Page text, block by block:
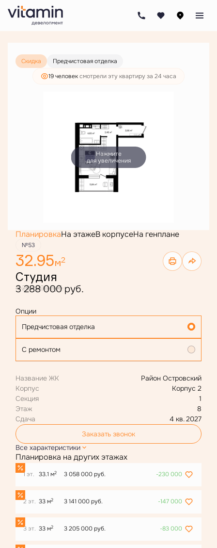
Студия32.95 м 4 297 000 руб.
3 288 000 руб.
Скидка
Предчистовая отделка
19 человексмотрели эту квартиру за 24 часа
Нажмите
для увеличения
ПланировкаНа этажеВ корпусеНа генплане
№53
32.95м2
Студия
4 297 000 руб.
3 288 000 руб.
Опции
Предчистовая отделка
С ремонтом
Название ЖК
Район Островский
Корпус
Корпус 2
Секция
1
Этаж
8
Сдача
4 кв. 2027
Заказать звонок
Все характеристики
Планировка на других этажах
1 эт. 33.1 м2 3 058 000 руб. -230 000
2 эт. 33 м2 3 141 000 руб. -147 000
3 эт. 33 м2 3 205 000 руб. -83 000